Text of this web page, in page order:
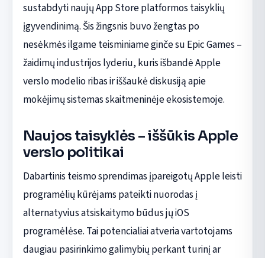
sustabdyti naujų App Store platformos taisyklių
įgyvendinimą. Šis žingsnis buvo žengtas po
nesėkmės ilgame teisminiame ginče su Epic Games –
žaidimų industrijos lyderiu, kuris išbandė Apple
verslo modelio ribas ir iššaukė diskusiją apie
mokėjimų sistemas skaitmeninėje ekosistemoje.
Naujos taisyklės – iššūkis Apple
verslo politikai
Dabartinis teismo sprendimas įpareigotų Apple leisti
programėlių kūrėjams pateikti nuorodas į
alternatyvius atsiskaitymo būdus jų iOS
programėlėse. Tai potencialiai atveria vartotojams
daugiau pasirinkimo galimybių perkant turinį ar